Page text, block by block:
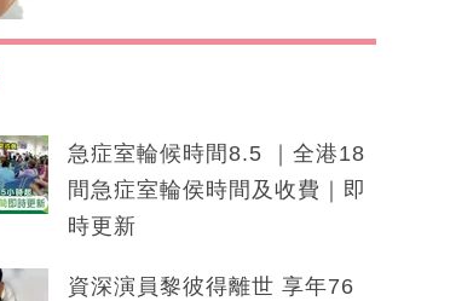
急症室輪候時間8.5 ｜全港18
間急症室輪侯時間及收費｜即
時更新
資深演員黎彼得離世 享年76